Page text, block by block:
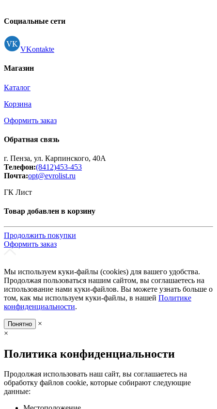
Регистрация
Социальные сети
VKontakte
Магазин
Каталог
Корзина
Оформить заказ
Обратная связь
г. Пенза, ул. Карпинского, 40А
Телефон:(8412)453-453
Почта:opt@evrolist.ru
ГК Лист
Товар добавлен в корзину
Продолжить покупки
Оформить заказ
Мы используем куки-файлы (cookies) для вашего удобства.
Продолжая пользоваться нашим сайтом, вы соглашаетесь на
использование нами куки-файлов. Вы можете узнать больше о
том, как мы используем куки-файлы, в нашей Политике
конфиденциальности.
Понятно
×
×
Политика конфиденциальности
Продолжая использовать наш сайт, вы соглашаетесь на
обработку файлов cookie, которые собирают следующие
данные: